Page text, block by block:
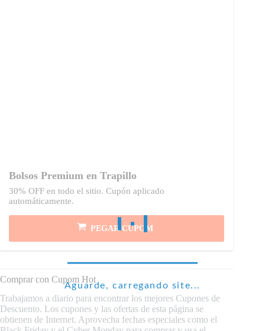
Aguarde, carregando site...
Bolsos Premium en Trapillo
30% OFF en todo el sitio. Cupón aplicado
automáticamente.
PEGAR CUPOM
Comprar con Cupom Hot
Trabajamos a diario para encontrar los mejores Cupones de
Descuento. Los cupones y las ofertas de esta página se
obtienen de Internet. Aprovecha fechas especiales como el